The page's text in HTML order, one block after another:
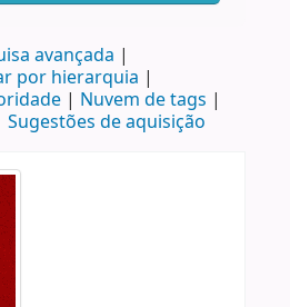
avançada
por hierarquia
Nuvem de tags
Sugestões de aquisição